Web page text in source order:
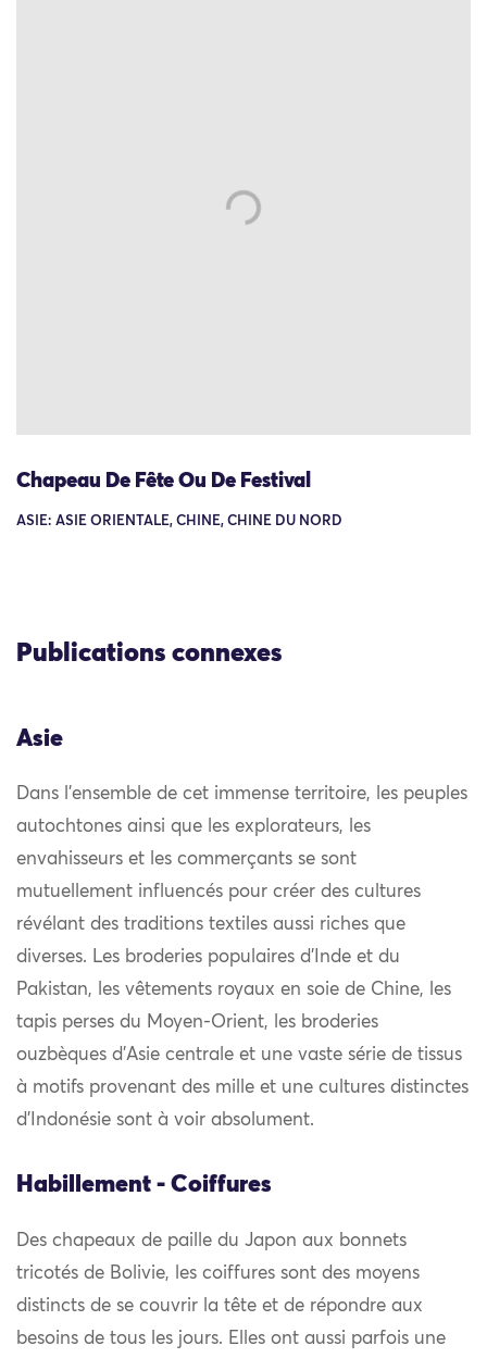
Chapeau De Fête Ou De Festival
ASIE: ASIE ORIENTALE, CHINE, CHINE DU NORD
Publications connexes
Asie
Dans l’ensemble de cet immense territoire, les peuples
autochtones ainsi que les explorateurs, les
envahisseurs et les commerçants se sont
mutuellement influencés pour créer des cultures
révélant des traditions textiles aussi riches que
diverses. Les broderies populaires d’Inde et du
Pakistan, les vêtements royaux en soie de Chine, les
tapis perses du Moyen-Orient, les broderies
ouzbèques d’Asie centrale et une vaste série de tissus
à motifs provenant des mille et une cultures distinctes
d’Indonésie sont à voir absolument.
Habillement - Coiffures
Des chapeaux de paille du Japon aux bonnets
tricotés de Bolivie, les coiffures sont des moyens
distincts de se couvrir la tête et de répondre aux
besoins de tous les jours. Elles ont aussi parfois une